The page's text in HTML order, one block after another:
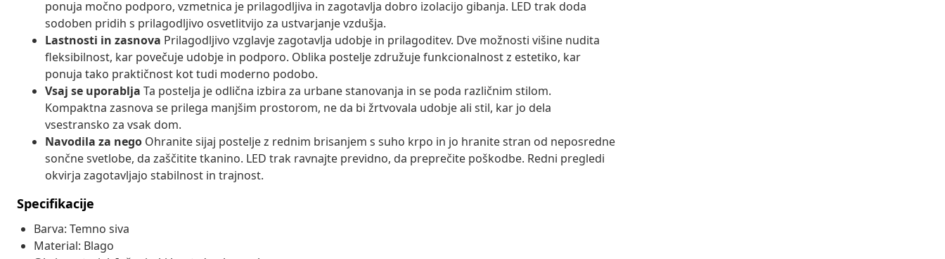
ponuja močno podporo, vzmetnica je prilagodljiva in zagotavlja dobro izolacijo gibanja. LED trak doda
sodoben pridih s prilagodljivo osvetlitvijo za ustvarjanje vzdušja.
Lastnosti in zasnova Prilagodljivo vzglavje zagotavlja udobje in prilagoditev. Dve možnosti višine nudita
fleksibilnost, kar povečuje udobje in podporo. Oblika postelje združuje funkcionalnost z estetiko, kar
ponuja tako praktičnost kot tudi moderno podobo.
Vsaj se uporablja Ta postelja je odlična izbira za urbane stanovanja in se poda različnim stilom.
Kompaktna zasnova se prilega manjšim prostorom, ne da bi žrtvovala udobje ali stil, kar jo dela
vsestransko za vsak dom.
Navodila za nego Ohranite sijaj postelje z rednim brisanjem s suho krpo in jo hranite stran od neposredne
sončne svetlobe, da zaščitite tkanino. LED trak ravnajte previdno, da preprečite poškodbe. Redni pregledi
okvirja zagotavljajo stabilnost in trajnost.
Specifikacije
Barva: Temno siva
Material: Blago